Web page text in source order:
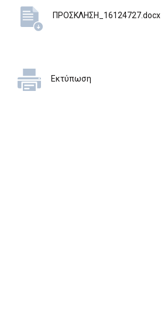
ΠΡΟΣΚΛΗΣΗ_16124727.docx
Εκτύπωση